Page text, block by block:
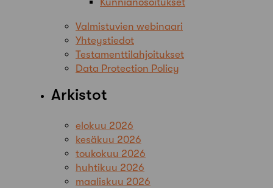
Valmistuvien webinaari
Yhteystiedot
Testamenttilahjoitukset
Data Protection Policy
Arkistot
elokuu 2026
kesäkuu 2026
toukokuu 2026
huhtikuu 2026
maaliskuu 2026